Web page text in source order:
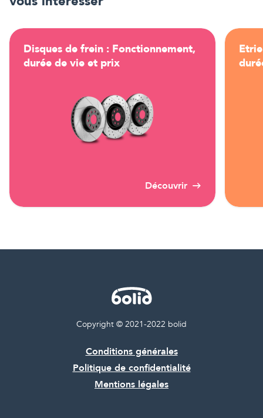
Disques de frein : Fonctionnement,
durée de vie et prix
Découvrir
Copyright © 2021-2022 bolid
Conditions générales
Politique de confidentialité
Mentions légales